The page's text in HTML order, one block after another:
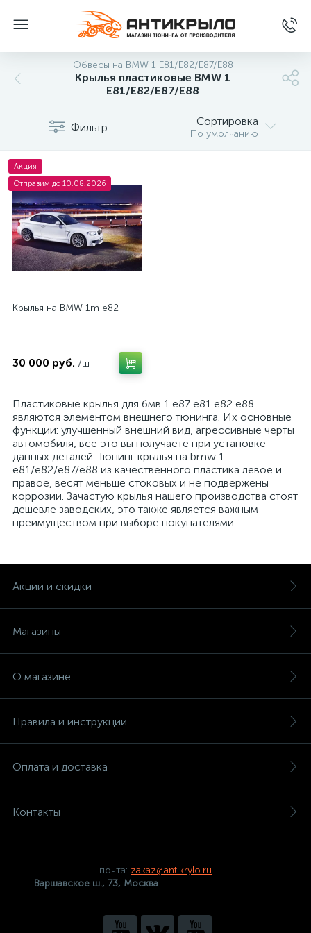
Обвесы на BMW 1 E81/E82/E87/E88
Крылья пластиковые BMW 1
E81/E82/E87/E88
Фильтр Сортировка
По умолчанию
Акция
Отправим до 10.08.2026
Крылья на BMW 1m e82
30 000 руб. /шт
Пластиковые крылья для бмв 1 е87 е81 е82 е88
являются элементом внешнего тюнинга. Их основные
функции: улучшенный внешний вид, агрессивные черты
автомобиля, все это вы получаете при установке
данных деталей. Тюнинг крылья на bmw 1
e81/e82/e87/e88 из качественного пластика левое и
правое, весят меньше стоковых и не подвержены
коррозии. Зачастую крылья нашего производства стоят
дешевле заводских, это также является важным
преимуществом при выборе покупателями.
Акции и скидки
Магазины
О магазине
Правила и инструкции
Оплата и доставка
Контакты
почта: zakaz@antikrylo.ru
Варшавское ш., 73, Москва